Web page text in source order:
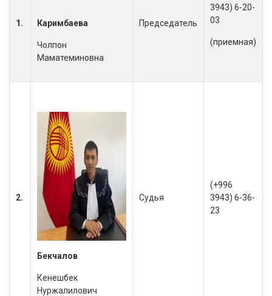
1. Каримбаева
Чолпон
Маматеминовна
Председатель
3943) 6-20-
03
(приемная)
2.
Бекчалов
Кенешбек
Нуржалилович
Судья
(+996
3943) 6-36-
23